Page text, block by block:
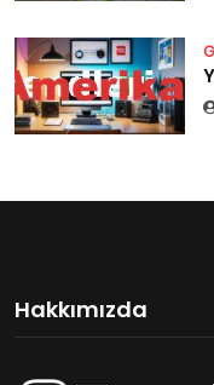
Hakkımızda